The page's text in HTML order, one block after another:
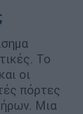
Το
οι
πόρτες
Μια